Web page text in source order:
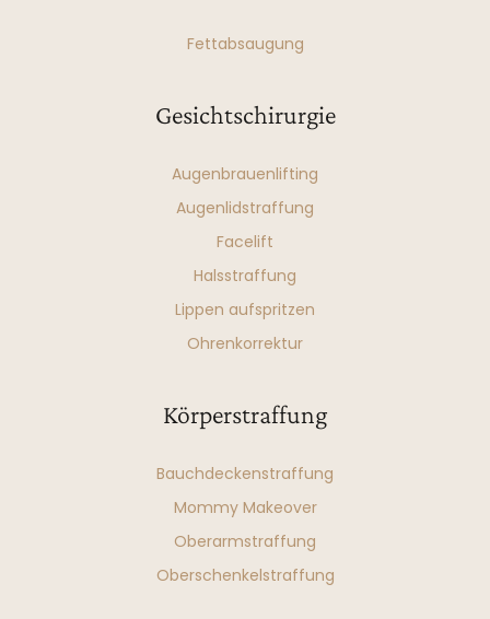
Fettabsaugung
Gesichtschirurgie
Augenbrauenlifting
Augenlidstraffung
Facelift
Halsstraffung
Lippen aufspritzen
Ohrenkorrektur
Körperstraffung
Bauchdeckenstraffung
Mommy Makeover
Oberarmstraffung
Oberschenkelstraffung